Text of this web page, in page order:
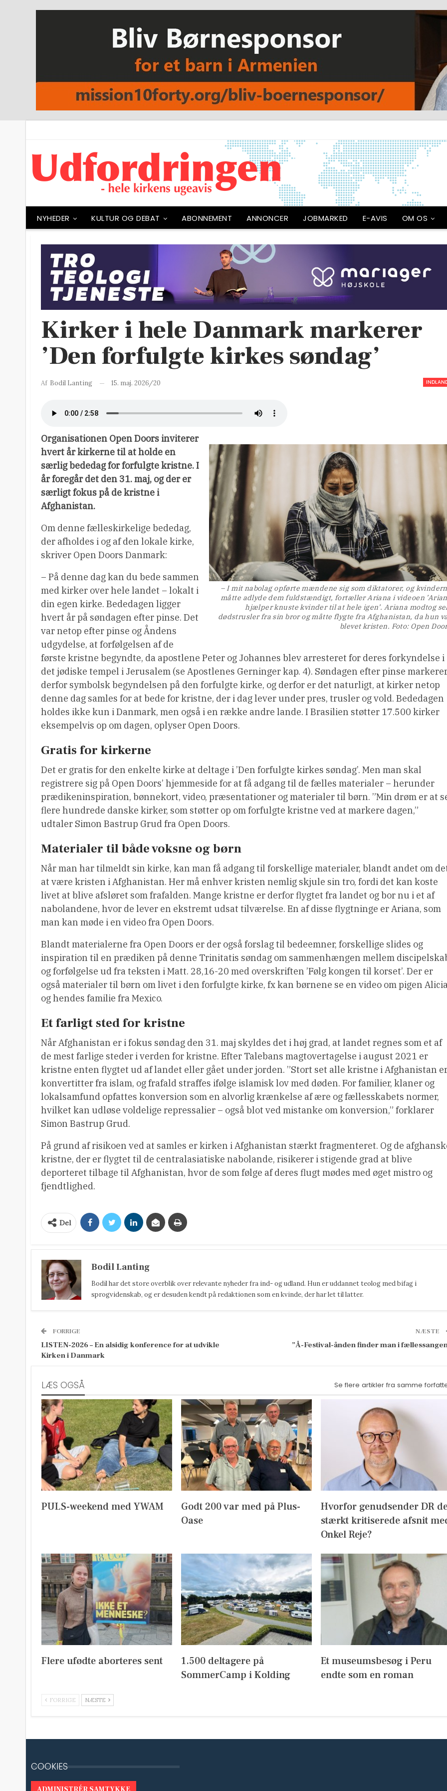
NYHEDER KULTUR OG DEBAT ABONNEMENT ANNONCER JOBMARKED E-AVIS OM OS
Kirker i hele Danmark markerer
’Den forfulgte kirkes søndag’
Af Bodil Lanting 15. maj. 2026/20
– I mit nabolag opførte mændene sig som diktatorer, og
måtte adlyde dem fuldstændigt, fortæller Ariana i videoen
hjælper knuste kvinder til at hele igen’. Ariana modtog
dødstrusler fra sin bror og måtte flygte fra Afghanistan, da hun
blevet kristen. Foto: Open
Organisationen Open Doors inviterer
hvert år kirkerne til at holde en
særlig bededag for forfulgte kristne. I
år foregår det den 31. maj, og der er
særligt fokus på de kristne i
Afghanistan.
Om denne fælleskirkelige bededag,
der afholdes i og af den lokale kirke,
skriver Open Doors Danmark:
– På denne dag kan du bede sammen
med kirker over hele landet – lokalt i
din egen kirke. Bededagen ligger
hvert år på søndagen efter pinse. Det
var netop efter pinse og Åndens
udgydelse, at forfølgelsen af de
første kristne begyndte, da apostlene Peter og Johannes blev arresteret for deres forkyndelse i
det jødiske tempel i Jerusalem (se Apostlenes Gerninger kap. 4). Søndagen efter pinse
derfor symbolsk begyndelsen på den forfulgte kirke, og derfor er det naturligt, at kirker netop
denne dag samles for at bede for kristne, der i dag lever under pres, trusler og vold. Bededagen
holdes ikke kun i Danmark, men også i en række andre lande. I Brasilien støtter 17.500 kirker
eksempelvis op om dagen, oplyser Open Doors.
Gratis for kirkerne
Det er gratis for den enkelte kirke at deltage i ’Den forfulgte kirkes søndag’. Men man skal
registrere sig på Open Doors’ hjemmeside for at få adgang til de fælles materialer – herunder
prædikeninspiration, bønnekort, video, præsentationer og materialer til børn. ”Min drøm er at
flere hundrede danske kirker, som støtter op om forfulgte kristne ved at markere dagen,”
udtaler Simon Bastrup Grud fra Open Doors.
Materialer til både voksne og børn
Når man har tilmeldt sin kirke, kan man få adgang til forskellige materialer, blandt andet om
at være kristen i Afghanistan. Her må enhver kristen nemlig skjule sin tro, fordi det kan koste
livet at blive afsløret som frafalden. Mange kristne er derfor flygtet fra landet og bor nu i et af
nabolandene, hvor de lever en ekstremt udsat tilværelse. En af disse flygtninge er Ariana, som
man kan møde i en video fra Open Doors.
Blandt materialerne fra Open Doors er der også forslag til bedeemner, forskellige slides og
inspiration til en prædiken på denne Trinitatis søndag om sammenhængen mellem
og forfølgelse ud fra teksten i Matt. 28,16-20 med overskriften ’Følg kongen til korset’. Der er
også materialer til børn om livet i den forfulgte kirke, fx kan børnene se en video om pigen
og hendes familie fra Mexico.
Et farligt sted for kristne
Når Afghanistan er i fokus søndag den 31. maj skyldes det i høj grad, at landet regnes som et af
de mest farlige steder i verden for kristne. Efter Talebans magtovertagelse i august 2021 er
kristne enten flygtet ud af landet eller gået under jorden. ”Stort set alle kristne i Afghanistan
konvertitter fra islam, og frafald straffes ifølge islamisk lov med døden. For familier, klaner og
lokalsamfund opfattes konversion som en alvorlig krænkelse af ære og fællesskabets normer,
hvilket kan udløse voldelige repressalier – også blot ved mistanke om konversion,” forklarer
Simon Bastrup Grud.
På grund af risikoen ved at samles er kirken i Afghanistan stærkt fragmenteret. Og de
kristne, der er flygtet til de centralasiatiske nabolande, risikerer i stigende grad at blive
deporteret tilbage til Afghanistan, hvor de som følge af deres flugt mødes med øget mistro og
fjendtlighed.
Del
Bodil Lanting
Bodil har det store overblik over relevante nyheder fra ind- og udland. Hun er uddannet teolog med bifag i
sprogvidenskab, og er desuden kendt på redaktionen som en kvinde, der har let til latter.
FORRIGE
LISTEN-2026 – En alsidig konference for at udvikle
Kirken i Danmark
NÆSTE
”Å-Festival-ånden finder man i
LÆS OGSÅ Se flere artikler fra samme
PULS-weekend med YWAM
Godt 200 var med på Plus-
Oase
Hvorfor genudsender DR
stærkt kritiserede afsnit
Onkel Reje?
Flere ufødte aborteres sent
1.500 deltagere på
SommerCamp i Kolding
Et museumsbesøg i Peru
endte som en roman
FORRIGE NÆSTE
COOKIES